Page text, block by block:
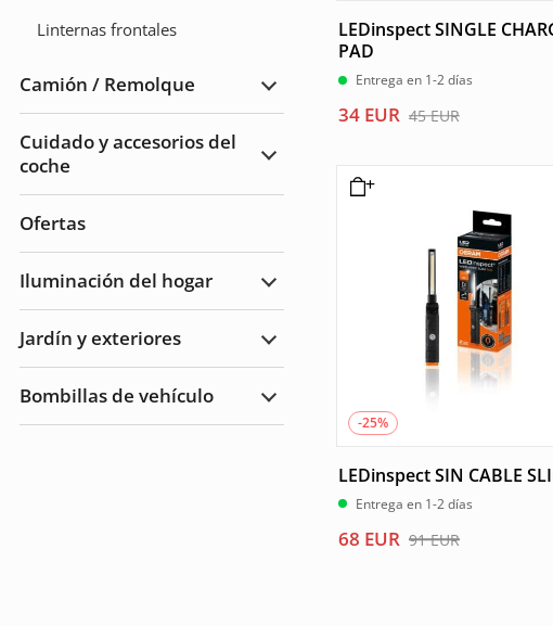
Linternas frontales
Camión / Remolque
Ampliar
Cuidado y accesorios del
coche
Ampliar
del
Ofertas
Iluminación del hogar
Ampliar
hogar
Jardín y exteriores
Ampliar
Exteriores
Bombillas de vehículo
Ampliar
LEDinspect SINGLE
PAD
Entrega en 1-2 días
45EUR
El
era:
34 EUR
El
es:
-25%
LEDinspect SIN CABLE
Entrega en 1-2 días
91EUR
El
68 EUR
El